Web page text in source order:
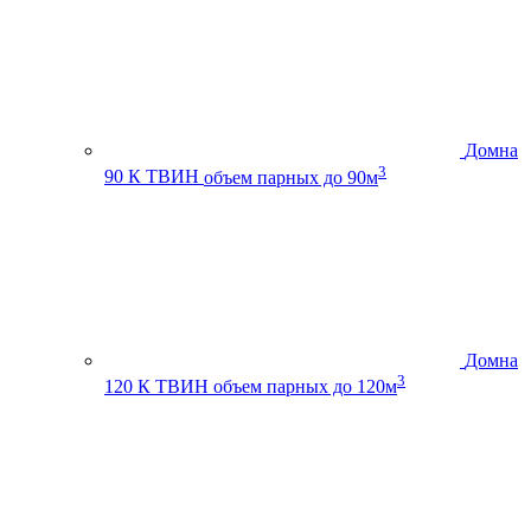
Домна
90 К ТВИН объем парных до 90м3
Домна
120 К ТВИН объем парных до 120м3